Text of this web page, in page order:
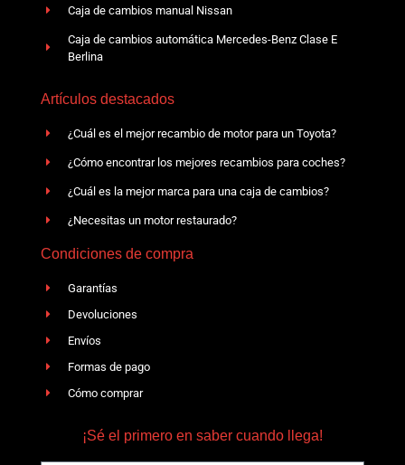
Caja de cambios manual Nissan
Caja de cambios automática Mercedes-Benz Clase E
Berlina
Artículos destacados
¿Cuál es el mejor recambio de motor para un Toyota?
¿Cómo encontrar los mejores recambios para coches?
¿Cuál es la mejor marca para una caja de cambios?
¿Necesitas un motor restaurado?
Condiciones de compra
Garantías
Devoluciones
Envíos
Formas de pago
Cómo comprar
¡Sé el primero en saber cuando llega!